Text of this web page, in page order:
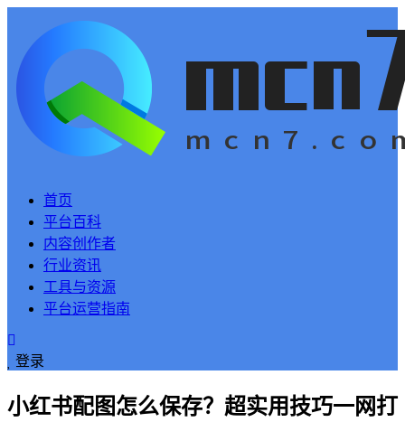
首页
平台百科
内容创作者
行业资讯
工具与资源
平台运营指南
登录
小红书配图怎么保存？超实用技巧一网打